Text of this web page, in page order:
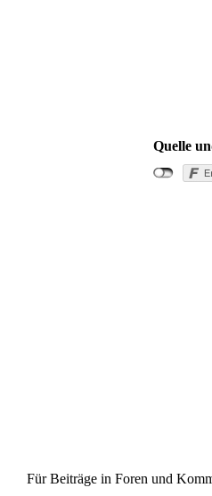
Quelle
Für Beiträge in Foren und